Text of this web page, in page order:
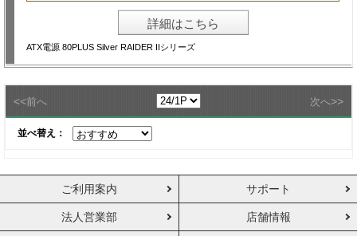
詳細はこちら
ATX電源 80PLUS Silver RAIDER IIシリーズ
<<前へ 次へ>>
並べ替え：
ご利用案内 サポート
法人営業部 店舗情報